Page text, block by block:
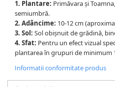
1. Plantare: Primăvara și
semiumbră.
2. Adâncime: 10-12 cm
3. Sol: Sol obișnuit de grădină,
4. Sfat: Pentru un efect vizual
plantarea în grupuri de minimum
Informatii conformitate produs